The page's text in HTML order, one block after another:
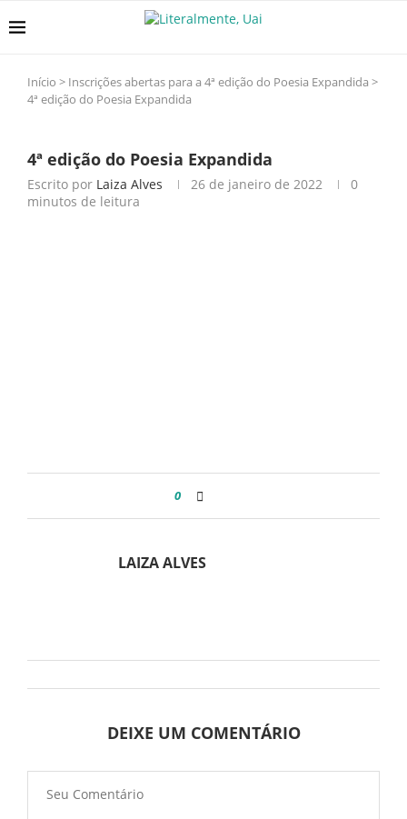
Início > Inscrições abertas para a 4ª edição do Poesia Expandida >
4ª edição do Poesia Expandida
4ª edição do Poesia Expandida
Escrito por Laiza Alves 26 de janeiro de 2022
0
minutos de leitura
0
LAIZA ALVES
DEIXE UM COMENTÁRIO